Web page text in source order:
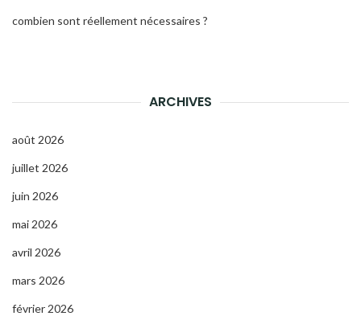
combien sont réellement nécessaires ?
ARCHIVES
août 2026
juillet 2026
juin 2026
mai 2026
avril 2026
mars 2026
février 2026